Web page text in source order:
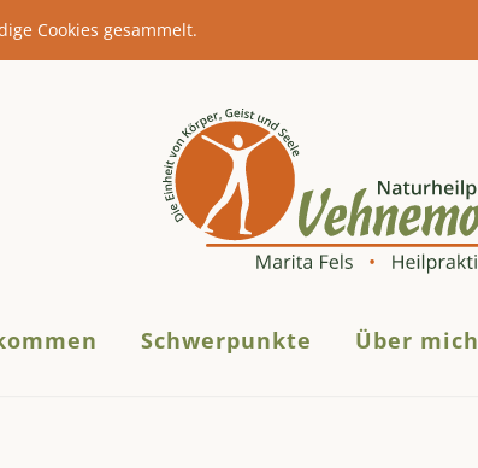
Schwerpunkte Über mich
Cookies gesammelt.